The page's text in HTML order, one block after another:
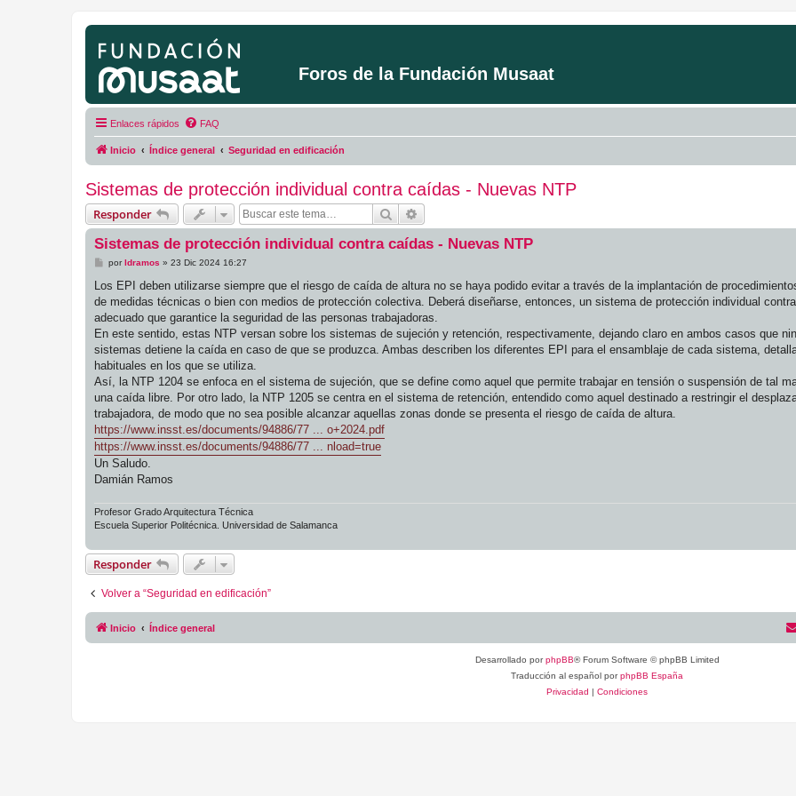
Foros de la Fundación Musaat
Enlaces rápidos FAQ
Inicio Índice general Seguridad en edificación
Sistemas de protección individual contra caídas - Nuevas NTP
Responder Buscar
Sistemas de protección individual contra caídas - Nuevas NTP
M
n
a
j
porldramos » 23 Dic 2024 16:27
Los EPI deben utilizarse siempre que el riesgo de caída de altura no se haya podido evitar a través de la implantación de
de medidas técnicas o bien con medios de protección colectiva. Deberá diseñarse, entonces, un sistema de protección individual
adecuado que garantice la seguridad de las personas trabajadoras.
En este sentido, estas NTP versan sobre los sistemas de sujeción y retención, respectivamente, dejando claro en ambos casos que
sistemas detiene la caída en caso de que se produzca. Ambas describen los diferentes EPI para el ensamblaje de cada sistema,
habituales en los que se utiliza.
Así, la NTP 1204 se enfoca en el sistema de sujeción, que se define como aquel que permite trabajar en tensión o suspensión de tal
una caída libre. Por otro lado, la NTP 1205 se centra en el sistema de retención, entendido como aquel destinado a restringir el
trabajadora, de modo que no sea posible alcanzar aquellas zonas donde se presenta el riesgo de caída de altura.
https://www.insst.es/documents/94886/77 ... o+2024.pdf
https://www.insst.es/documents/94886/77 ... nload=true
Un Saludo.
Damián Ramos
Profesor Grado Arquitectura Técnica
Escuela Superior Politécnica. Universidad de Salamanca
Responder
Volver a “Seguridad en edificación”
Inicio Índice general
Desarrollado porphpBB® Forum Software © phpBB Limited
Traducción al español porphpBB España
Privacidad | Condiciones